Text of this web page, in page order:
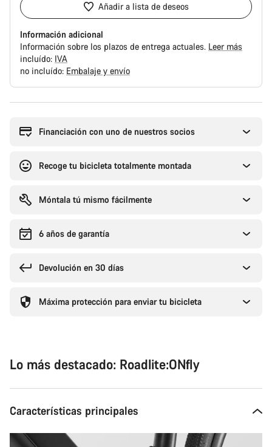
Añadir a lista de deseos
Información adicional
Información sobre los plazos de entrega actuales. Leer más
incluído: IVA
no incluído: Embalaje y envío
compra
Financiación con uno de nuestros socios
Recoge tu bicicleta totalmente montada
Móntala tú mismo fácilmente
6 años de garantía
Devolución en 30 días
Máxima protección para enviar tu bicicleta
Lo más destacado: Roadlite:ONfly
Características principales